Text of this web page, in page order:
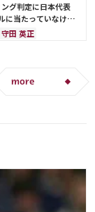
グ判定に日本代表
に当たっていなけれ
守田 英正
more